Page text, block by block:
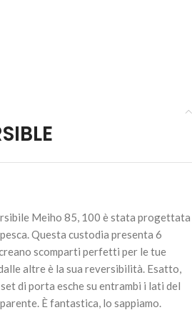
Meiho 85, 100 è stata progettata
Questa custodia presenta 6
scomparti perfetti per le tue
altre è la sua reversibilità. Esatto,
di porta esche su entrambi i lati del
È fantastica, lo sappiamo.